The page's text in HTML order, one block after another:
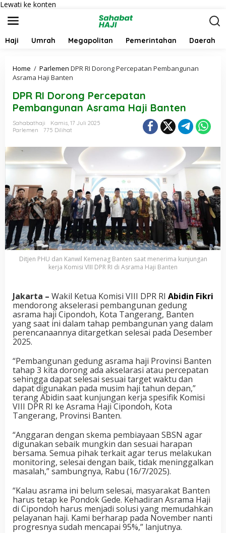
Lewati ke konten
Haji Umrah Megapolitan Pemerintahan Daerah
Home / Parlemen DPR RI Dorong Percepatan Pembangunan
Asrama Haji Banten
DPR RI Dorong Percepatan
Pembangunan Asrama Haji Banten
Sahabathaji
Kamis, 17 Juli 2025
Parlemen
775 Dilihat
Ditjen PHU dan Kanwil Kemenag Banten saat menerima kunjungan
kerja Komisi VIII DPR RI di Asrama Haji Banten
Jakarta – Wakil Ketua Komisi VIII DPR RI Abidin Fikri
mendorong akselerasi pembangunan gedung
asrama haji Cipondoh, Kota Tangerang, Banten
yang saat ini dalam tahap pembangunan yang dalam
perencanaannya ditargetkan selesai pada Desember
2025.
“Pembangunan gedung asrama haji Provinsi Banten
tahap 3 kita dorong ada akselarasi atau percepatan
sehingga dapat selesai sesuai target waktu dan
dapat digunakan pada musim haji tahun depan,”
terang Abidin saat kunjungan kerja spesifik Komisi
VIII DPR RI ke Asrama Haji Cipondoh, Kota
Tangerang, Provinsi Banten.
“Anggaran dengan skema pembiayaan SBSN agar
digunakan sebaik mungkin dan sesuai harapan
bersama. Semua pihak terkait agar terus melakukan
monitoring, selesai dengan baik, tidak meninggalkan
masalah,” sambungnya, Rabu (16/7/2025).
“Kalau asrama ini belum selesai, masyarakat Banten
harus tetap ke Pondok Gede. Kehadiran Asrama Haji
di Cipondoh harus menjadi solusi yang memudahkan
pelayanan haji. Kami berharap pada November nanti
progresnya sudah mencapai 95%,” lanjutnya.